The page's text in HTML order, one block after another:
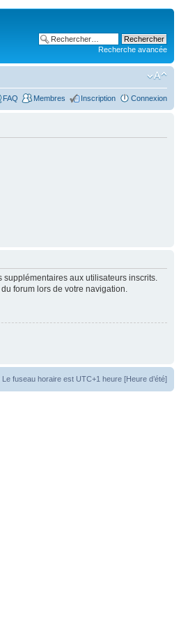
Recherche avancée
FAQ Membres Inscription Connexion
supplémentaires aux utilisateurs inscrits.
forum lors de votre navigation.
Le fuseau horaire est UTC+1 heure [Heure d’été]